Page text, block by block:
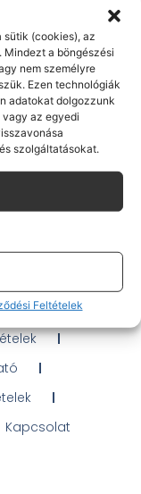
sütik (cookies), az
a böngészési
nem személyre
Ezen technológiák
adatokat dolgozzunk
az egyedi
szolgáltatásokat.
Feltételek
:(
Kapcsolat